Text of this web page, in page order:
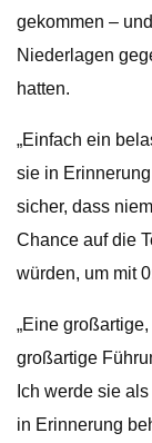
gekommen –
Niederlagen
hatten.
„Einfach ein
sie in
sicher, dass
Chance auf die
würden, um mit
„Eine
großartige
Ich werde sie
in Erinnerung